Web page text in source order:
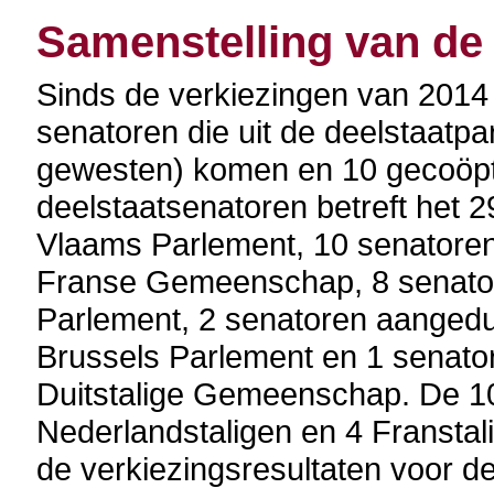
Samenstelling van de
Sinds de verkiezingen van
senatoren die uit de
gewesten) komen en 10
deelstaatsenatoren betreft het
Vlaams Parlement, 10
Franse Gemeenschap, 8
Parlement, 2 senatoren
Brussels Parlement en 1
Duitstalige Gemeenschap. De
Nederlandstaligen en 4
de verkiezingsresultaten voor